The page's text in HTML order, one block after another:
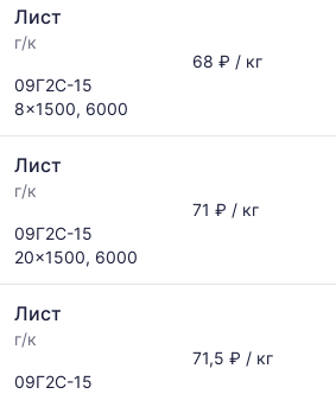
обновления
прайс-
Лист
г/к
09Г2С-15
8x1500, 6000
68 ₽ / кг
Лист
г/к
09Г2С-15
20x1500, 6000
71 ₽ / кг
Лист
г/к
09Г2С-15
71,5 ₽ / кг